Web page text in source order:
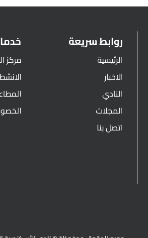
روابط سريعة
الرئيسية
الاخبار
النادي
المجلات
اتصل بنا
مركز